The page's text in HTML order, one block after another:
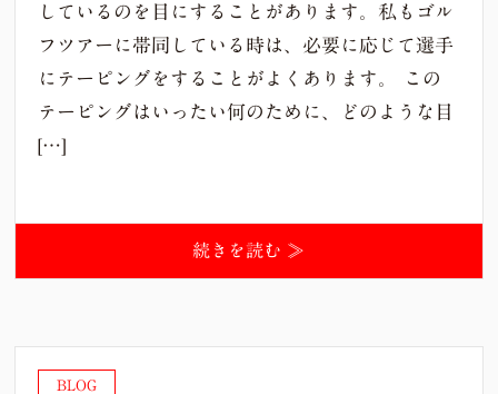
しているのを目にすることがあります。私もゴル
フツアーに帯同している時は、必要に応じて選手
にテーピングをすることがよくあります。 この
テーピングはいったい何のために、どのような目
[…]
続きを読む ≫
BLOG